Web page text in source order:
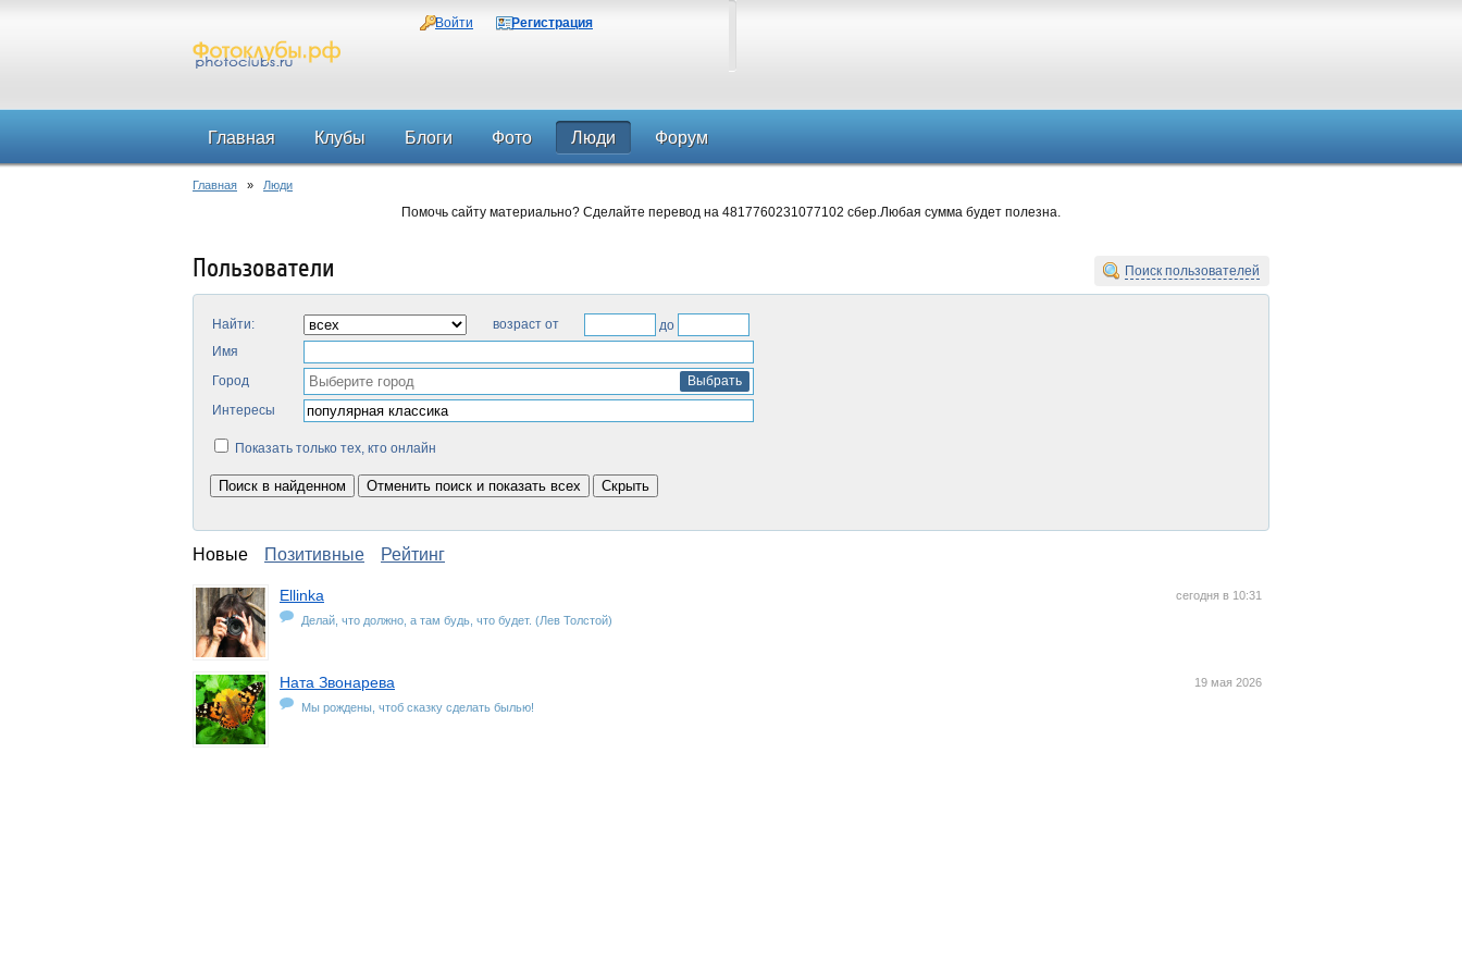
Войти Регистрация
Главная Клубы Блоги Фото Люди Форум
Главная » Люди
Помочь сайту материально? Сделайте перевод на 4817760231077102 сбер.Любая сумма будет полезна.
Поиск пользователей
Пользователи
Найти: возраст от
до
Имя
Город
Выбрать
Интересы
Показать только тех, кто онлайн
Новые Позитивные Рейтинг
сегодня в 10:31
Ellinka
Делай, что должно, а там будь, что будет. (Лев Толстой)
19 мая 2026
Ната Звонарева
Мы рождены, чтоб сказку сделать былью!